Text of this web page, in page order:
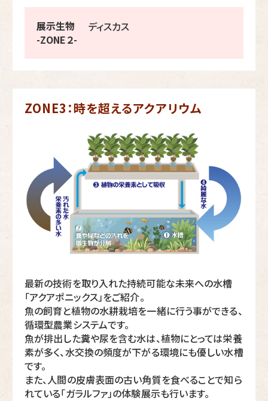
展示生物
-ZONE２-
ディスカス
ZONE3：時を超えるアクアリウム
最新の技術を取り入れた持続可能な未来への水槽
「アクアポニックス」をご紹介。
魚の飼育と植物の水耕栽培を一緒に行う事ができる、
循環型農業システムです。
魚が排出した糞や尿を含む水は、植物にとっては栄養
素が多く、水交換の頻度が下がる環境にも優しい水槽
です。
また、人間の皮膚表面の古い角質を食べることで知ら
れている「ガラルファ」の体験展示も行います。